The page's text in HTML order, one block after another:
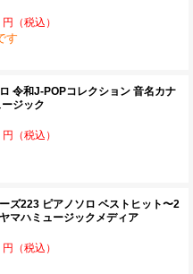
円 （税込）
す
令和J-POPコレクション 音名カナ
ジック
円 （税込）
ズ223 ピアノソロ ベストヒット〜2
マハミュージックメディア
円 （税込）